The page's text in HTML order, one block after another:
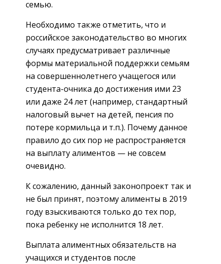
семью.
Необходимо также отметить, что и
российское законодательство во многих
случаях предусматривает различные
формы материальной поддержки семьям
на совершеннолетнего учащегося или
студента-очника до достижения ими 23
или даже 24 лет (например, стандартный
налоговый вычет на детей, пенсия по
потере кормильца и т.п.). Почему данное
правило до сих пор не распространяется
на выплату алиментов — не совсем
очевидно.
К сожалению, данный законопроект так и
не был принят, поэтому алименты в 2019
году взыскиваются только до тех пор,
пока ребенку не исполнится 18 лет.
Выплата алиментных обязательств на
учащихся и студентов после